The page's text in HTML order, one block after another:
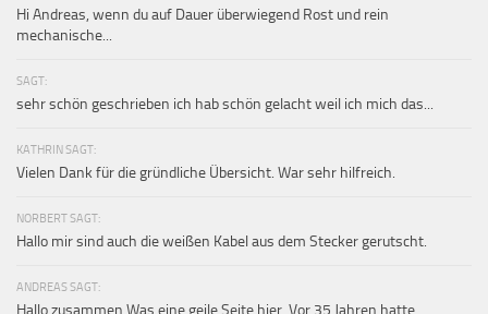
Hi Andreas, wenn du auf Dauer überwiegend Rost und rein
mechanische...
SAGT:
sehr schön geschrieben ich hab schön gelacht weil ich mich das...
KATHRIN SAGT:
Vielen Dank für die gründliche Übersicht. War sehr hilfreich.
NORBERT SAGT:
Hallo mir sind auch die weißen Kabel aus dem Stecker gerutscht.
ANDREAS SAGT:
Hallo zusammen Was eine geile Seite hier. Vor 35 Jahren hatte...